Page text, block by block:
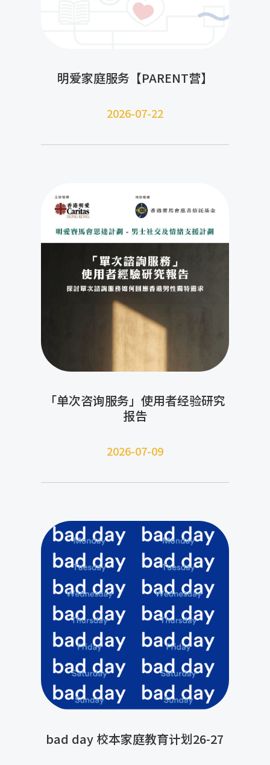
明爱家庭服务【PARENT营】
2026-07-22
「单次咨询服务」使用者经验研究
报告
2026-07-09
bad day 校本家庭教育计划26-27